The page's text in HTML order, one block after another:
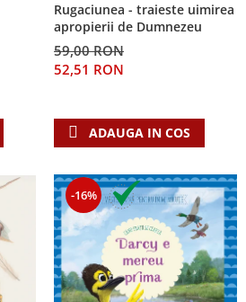
Rugaciunea - traieste uimirea
apropierii de Dumnezeu
59,00 RON
52,51 RON
ADAUGA IN COS
-16%